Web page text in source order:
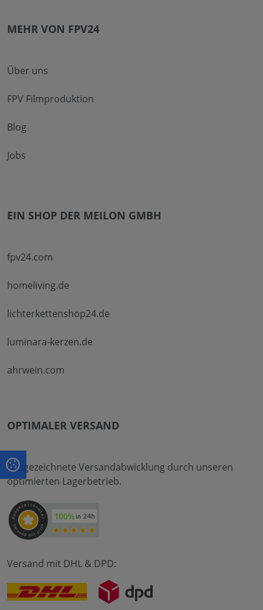
MEHR VON FPV24
Über uns
FPV Filmproduktion
Blog
Jobs
EIN SHOP DER MEILON GMBH
fpv24.com
homeliving.de
lichterkettenshop24.de
luminara-kerzen.de
ahrwein.com
OPTIMALER VERSAND
Ausgezeichnete Versandabwicklung durch unseren
optimierten Lagerbetrieb.
Versand mit DHL & DPD: